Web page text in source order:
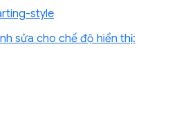
style
sửa cho chế độ hiển thị: